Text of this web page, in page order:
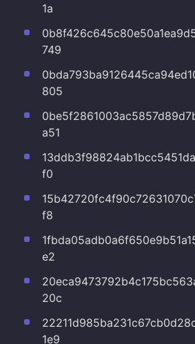
1a
749
805
a51
f0
f8
e2
20c
1e9